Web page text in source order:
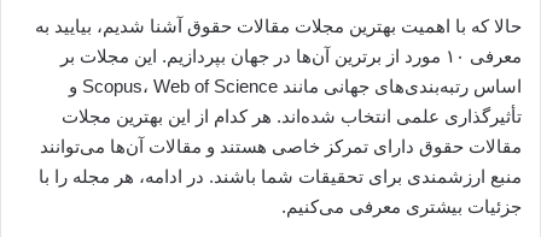
حالا که با اهمیت بهترین مجلات مقالات حقوق آشنا شدیم، بیایید به
معرفی ۱۰ مورد از برترین آن‌ها در جهان بپردازیم. این مجلات بر
اساس رتبه‌بندی‌های جهانی مانند Scopus، Web of Science و
تأثیرگذاری علمی انتخاب شده‌اند. هر کدام از این بهترین مجلات
مقالات حقوق دارای تمرکز خاصی هستند و مقالات آن‌ها می‌توانند
منبع ارزشمندی برای تحقیقات شما باشند. در ادامه، هر مجله را با
جزئیات بیشتری معرفی می‌کنیم.